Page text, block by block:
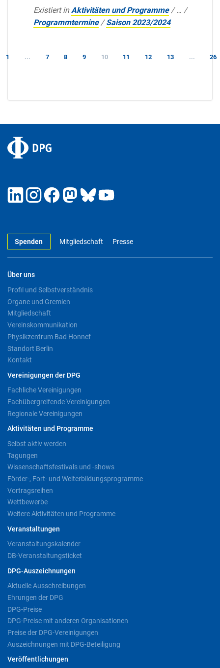
Existiert in Aktivitäten und Programme /… /
Programmtermine /Saison 2023/2024
1 ... 7 8 9 10 11 12 13 ... 26
Spenden Mitgliedschaft Presse
Über uns
Profil und Selbstverständnis
Organe und Gremien
Mitgliedschaft
Vereinskommunikation
Physikzentrum Bad Honnef
Standort Berlin
Kontakt
Vereinigungen der DPG
Fachliche Vereinigungen
Fachübergreifende Vereinigungen
Regionale Vereinigungen
Aktivitäten und Programme
Selbst aktiv werden
Tagungen
Wissenschaftsfestivals und -shows
Förder-, Fort- und Weiterbildungsprogramme
Vortragsreihen
Wettbewerbe
Weitere Aktivitäten und Programme
Veranstaltungen
Veranstaltungskalender
DB-Veranstaltungsticket
DPG-Auszeichnungen
Aktuelle Ausschreibungen
Ehrungen der DPG
DPG-Preise
DPG-Preise mit anderen Organisationen
Preise der DPG-Vereinigungen
Auszeichnungen mit DPG-Beteiligung
Veröffentlichungen